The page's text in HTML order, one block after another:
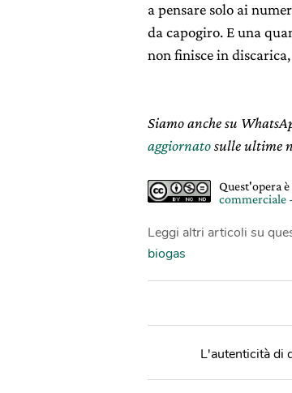
a pensare solo ai
da capogiro. E una
non finisce in
Siamo anche su
aggiornatosulle ultime
Quest'opera
commerciale
Leggi altri articoli su
biogas
L'autenticità di